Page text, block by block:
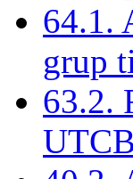
64.1.
grup
63.2.